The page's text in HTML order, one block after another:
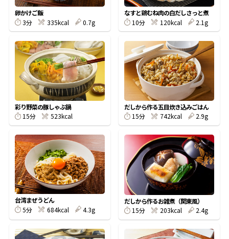
旨さ、別格。だし屋の鍋 韓福善シリーズ
サッと鍋® 楽チン鍋®
主菜レシピ
汁物レシピ
時短レシピ
おいしいレシピを商品から探す
かつお節レシピ
めんつゆレシピ
割烹白だしレシピ
かつお節の削り方
かつお節・だしをもっと知る
ヤマキ かつお節プラス®
かつお節・だしを楽しむ
だしコミュ
キャンペーン一覧
企業情報
- 百年対話
- ヤマキ かつお節プラス®
採用情報
- ジョブリターン制
お問い合わせ
ヤマキお客様相談室
オンラインショップ
コミュニティサイト
Global
卵かけご飯
3分
335kcal 0.7g
なすと鶏むね肉の白だしさっと煮
10分
120kcal 2.1g
彩り野菜の豚しゃぶ鍋
15分
523kcal
だしから作る五目炊き込みごはん
15分
742kcal 2.9g
台湾まぜうどん
5分
684kcal 4.3g
だしから作るお雑煮（関東風）
15分
203kcal 2.4g